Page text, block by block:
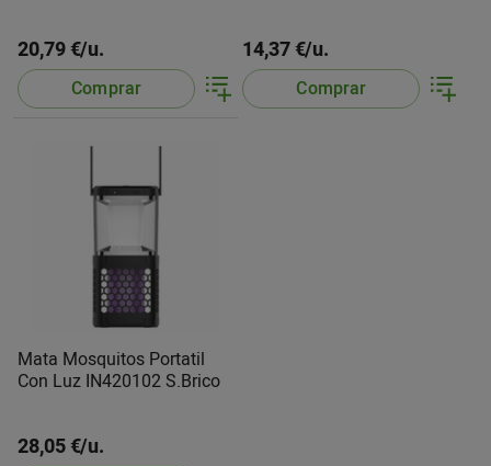
20,79 €/u.
Comprar
14,37 €/u.
Comprar
Mata Mosquitos Portatil
Con Luz IN420102 S.Brico
28,05 €/u.